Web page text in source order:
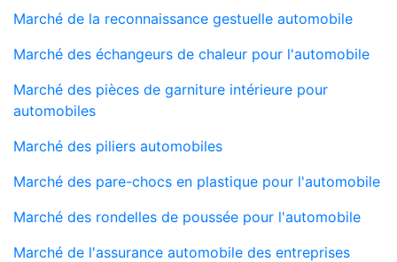
Marché de la reconnaissance gestuelle automobile
Marché des échangeurs de chaleur pour l'automobile
Marché des pièces de garniture intérieure pour
automobiles
Marché des piliers automobiles
Marché des pare-chocs en plastique pour l'automobile
Marché des rondelles de poussée pour l'automobile
Marché de l'assurance automobile des entreprises